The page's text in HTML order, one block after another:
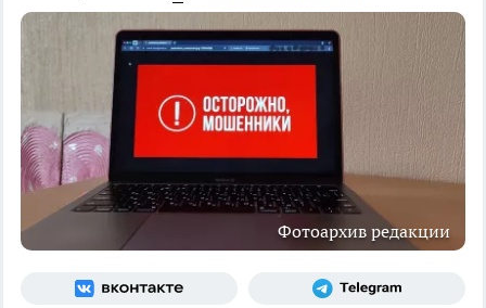
Фотоархив редакции